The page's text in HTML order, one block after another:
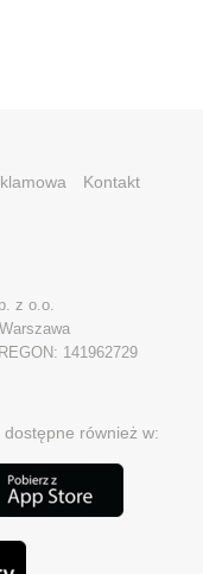
Kontakt
z o.o.
141962729
również w: